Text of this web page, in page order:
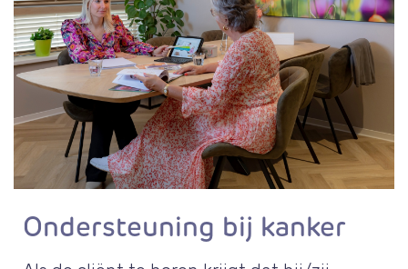
Ondersteuning bij kanker